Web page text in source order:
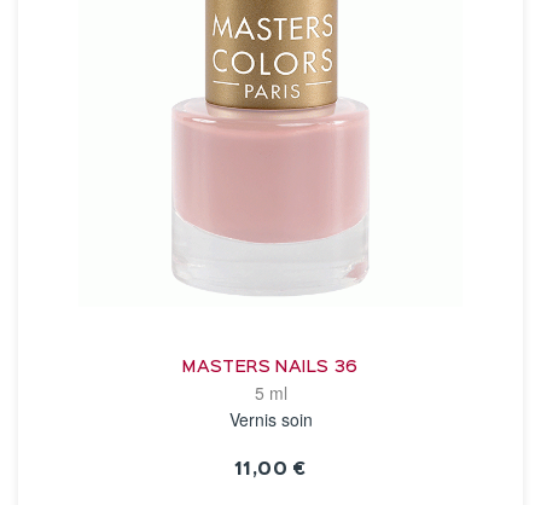
MASTERS NAILS 36
5 ml
Vernis soin
11,00 €